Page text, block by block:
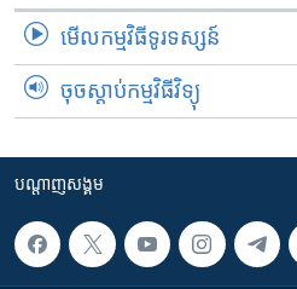
មើល​កម្មវិធី​ទូរទស្សន៍
ចុចស្តាប់កម្មវិធីវិទ្យុ
បណ្តាញ​សង្គម